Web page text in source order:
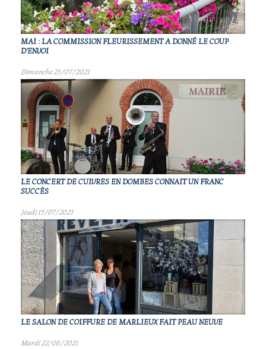
MAI : LA COMMISSION FLEURISSEMENT A DONNÉ LE COUP
D'ENVOI
Dimanche 25/07/2021
LE CONCERT DE CUIVRES EN DOMBES CONNAIT UN FRANC
SUCCÈS
Jeudi 15/07/2021
LE SALON DE COIFFURE DE MARLIEUX FAIT PEAU NEUVE
Mardi 22/06/2021